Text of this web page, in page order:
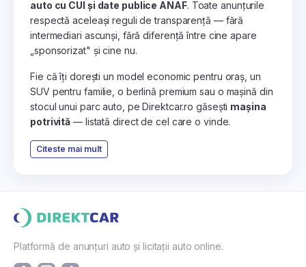
auto cu CUI și date publice ANAF. Toate anunțurile
respectă aceleași reguli de transparență — fără
intermediari ascunși, fără diferență între cine apare
„sponsorizat" și cine nu.
Fie că îți dorești un model economic pentru oraș, un
SUV pentru familie, o berlină premium sau o mașină din
stocul unui parc auto, pe Direktcar.ro găsești mașina
potrivită — listată direct de cel care o vinde.
Citeste mai mult
Platformă de anunțuri auto și licitații auto online.